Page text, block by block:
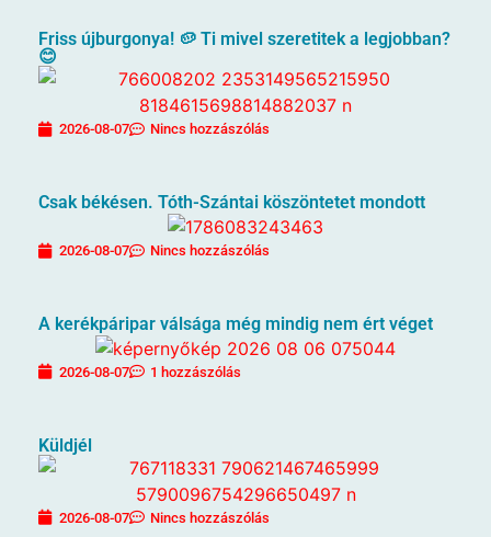
Friss újburgonya! 🥔 Ti mivel szeretitek a legjobban?
😊
2026-08-07 Nincs hozzászólás
Csak békésen. Tóth-Szántai köszöntetet mondott
2026-08-07 Nincs hozzászólás
A kerékpáripar válsága még mindig nem ért véget
2026-08-07 1 hozzászólás
Küldjél
2026-08-07 Nincs hozzászólás